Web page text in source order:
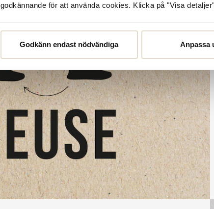
godkännande för att använda cookies. Klicka på "Visa
Godkänn endast nödvändiga Anpassa